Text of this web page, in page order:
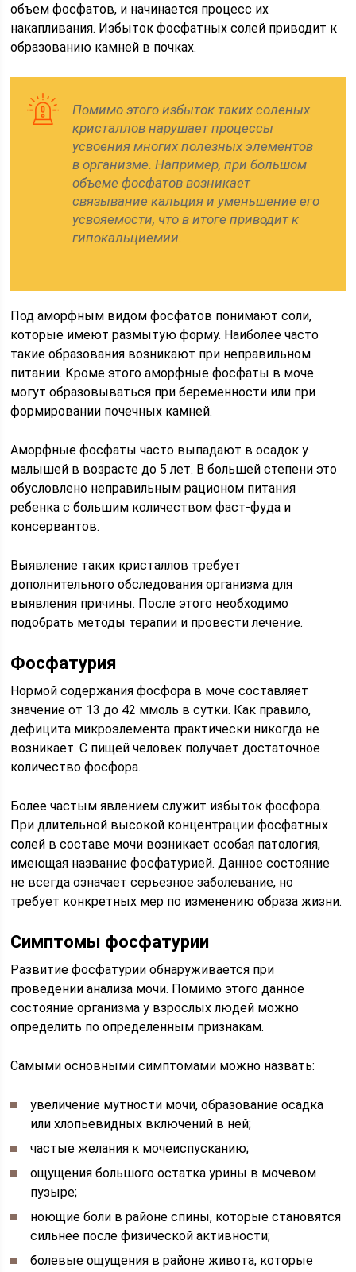
объем фосфатов, и начинается процесс их
накапливания. Избыток фосфатных солей приводит к
образованию камней в почках.
Помимо этого избыток таких соленых
кристаллов нарушает процессы
усвоения многих полезных элементов
в организме. Например, при большом
объеме фосфатов возникает
связывание кальция и уменьшение его
усвояемости, что в итоге приводит к
гипокальциемии.
Под аморфным видом фосфатов понимают соли,
которые имеют размытую форму. Наиболее часто
такие образования возникают при неправильном
питании. Кроме этого аморфные фосфаты в моче
могут образовываться при беременности или при
формировании почечных камней.
Аморфные фосфаты часто выпадают в осадок у
малышей в возрасте до 5 лет. В большей степени это
обусловлено неправильным рационом питания
ребенка с большим количеством фаст-фуда и
консервантов.
Выявление таких кристаллов требует
дополнительного обследования организма для
выявления причины. После этого необходимо
подобрать методы терапии и провести лечение.
Фосфатурия
Нормой содержания фосфора в моче составляет
значение от 13 до 42 ммоль в сутки. Как правило,
дефицита микроэлемента практически никогда не
возникает. С пищей человек получает достаточное
количество фосфора.
Более частым явлением служит избыток фосфора.
При длительной высокой концентрации фосфатных
солей в составе мочи возникает особая патология,
имеющая название фосфатурией. Данное состояние
не всегда означает серьезное заболевание, но
требует конкретных мер по изменению образа жизни.
Симптомы фосфатурии
Развитие фосфатурии обнаруживается при
проведении анализа мочи. Помимо этого данное
состояние организма у взрослых людей можно
определить по определенным признакам.
Самыми основными симптомами можно назвать:
увеличение мутности мочи, образование осадка
или хлопьевидных включений в ней;
частые желания к мочеиспусканию;
ощущения большого остатка урины в мочевом
пузыре;
ноющие боли в районе спины, которые становятся
сильнее после физической активности;
болевые ощущения в районе живота, которые